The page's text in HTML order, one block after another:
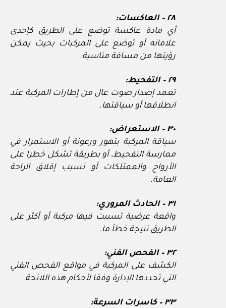
٢٨ – العاكسات:
أي مادة عاكسة توضع على الطريق كإحدى
علاماته أو توضع على المركبات بحيث يمكن
رؤيتها من مسافة مناسبة.
٢٩ – التفحيط:
تعمد إصدار صوت عال من إطارات المركبة عند
انطلاقها أو سياقتها.
٣٠ – الاستعراض:
سياقة المركبة بتهور ورعونة أو الاستمرار في
ممارسة التفحيط، أو بطريقة تشكل خطرا على
الأرواح والممتلكات أو تسبب إقلاق الراحة
العامة.
٣١ – الحادث المروري:
واقعة عرضية تسببت فيها مركبة أو أكثر على
الطريق نتيجة خطأ ما.
٣٢ – الفحص الفني:
الكشف على المركبة في مواقع الفحص الفني
التي تحددها الإدارة وفقا لأحكام هذه اللائحة.
٣٣ – كاسرات السرعة: